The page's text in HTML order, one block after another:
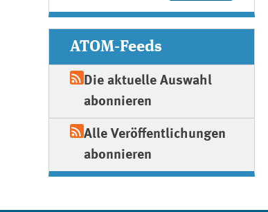
ATOM-Feeds
Die aktuelle Auswahl
abonnieren
Alle Veröffentlichungen
abonnieren